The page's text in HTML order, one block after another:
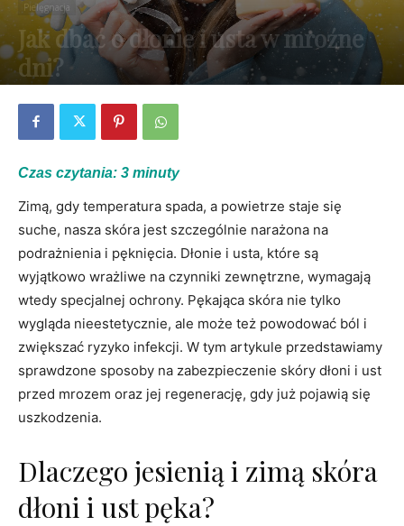
Pielęgnacja
Jak dbać o dłonie i usta w mroźne
dni?
Czas czytania: 3 minuty
Zimą, gdy temperatura spada, a powietrze staje się
suche, nasza skóra jest szczególnie narażona na
podrażnienia i pęknięcia. Dłonie i usta, które są
wyjątkowo wrażliwe na czynniki zewnętrzne, wymagają
wtedy specjalnej ochrony. Pękająca skóra nie tylko
wygląda nieestetycznie, ale może też powodować ból i
zwiększać ryzyko infekcji. W tym artykule przedstawiamy
sprawdzone sposoby na zabezpieczenie skóry dłoni i ust
przed mrozem oraz jej regenerację, gdy już pojawią się
uszkodzenia.
Dlaczego jesienią i zimą skóra
dłoni i ust pęka?